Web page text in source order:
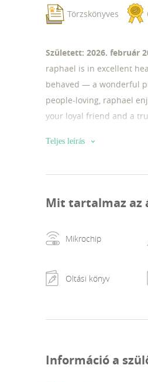
Törzskönyves
Született: 2026. február
raphael is in excellent
behaved — a wonderful
people-loving, raphael
your loyal friend and a
Teljes leírás
Mit tartalmaz az
Mikrochip
Oltási könyv
Információ a